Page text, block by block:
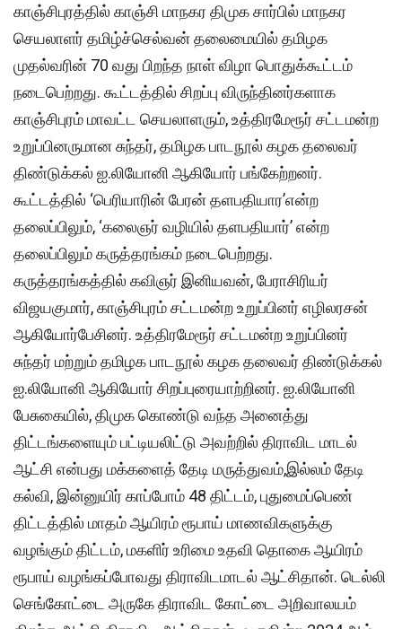
காஞ்சிபுரத்தில் காஞ்சி மாநகர திமுக சார்பில் மாநகர
செயலாளர் தமிழ்ச்செல்வன் தலைமையில் தமிழக
முதல்வரின் 70 வது பிறந்த நாள் விழா பொதுக்கூட்டம்
நடைபெற்றது. கூட்டத்தில் சிறப்பு விருந்தினர்களாக
காஞ்சிபுரம் மாவட்ட செயலாளரும், உத்திரமேரூர் சட்டமன்ற
உறுப்பினருமான சுந்தர், தமிழக பாடநூல் கழக தலைவர்
திண்டுக்கல் ஐ.லியோனி ஆகியோர் பங்கேற்றனர்.
கூட்டத்தில் ‘பெரியாரின் பேரன் தளபதியார’என்ற
தலைப்பிலும், ‘கலைஞர் வழியில் தளபதியார்’ என்ற
தலைப்பிலும் கருத்தரங்கம் நடைபெற்றது.
கருத்தரங்கத்தில் கவிஞர் இனியவன், பேராசிரியர்
விஜயகுமார், காஞ்சிபுரம் சட்டமன்ற உறுப்பினர் எழிலரசன்
ஆகியோர்பேசினர். உத்திரமேரூர் சட்டமன்ற உறுப்பினர்
சுந்தர் மற்றும் தமிழக பாடநூல் கழக தலைவர் திண்டுக்கல்
ஐ.லியோனி ஆகியோர் சிறப்புரையாற்றினர். ஐ.லியோனி
பேசுகையில், திமுக கொண்டு வந்த அனைத்து
திட்டங்களையும் பட்டியலிட்டு அவற்றில் திராவிட மாடல்
ஆட்சி என்பது மக்களைத் தேடி மருத்துவம்,இல்லம் தேடி
கல்வி, இன்னுயிர் காப்போம் 48 திட்டம், புதுமைப்பெண்
திட்டத்தில் மாதம் ஆயிரம் ரூபாய் மாணவிகளுக்கு
வழங்கும் திட்டம், மகளிர் உரிமை உதவி தொகை ஆயிரம்
ரூபாய் வழங்கப்போவது திராவிடமாடல் ஆட்சிதான். டெல்லி
செங்கோட்டை அருகே திராவிட கோட்டை அறிவாலயம்